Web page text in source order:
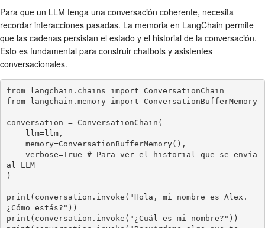
Para que un LLM tenga una conversación coherente, necesita
recordar interacciones pasadas. La memoria en LangChain permite
que las cadenas persistan el estado y el historial de la conversación.
Esto es fundamental para construir chatbots y asistentes
conversacionales.
from langchain.chains import ConversationChain
from langchain.memory import ConversationBufferMemory
conversation = ConversationChain(
al LLM
)
print(conversation.invoke("Hola, mi nombre es Alex.
¿Cómo estás?"))
print(conversation.invoke("¿Cuál es mi nombre?"))